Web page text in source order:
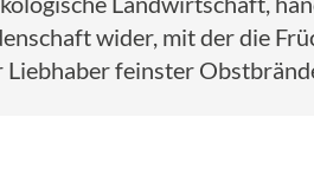
wider, mit der die
feinster